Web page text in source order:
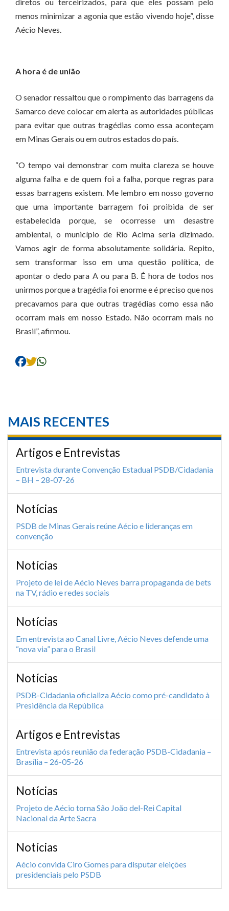
menos minimizar a agonia que estão vivendo hoje”, disse
Aécio Neves.
A hora é de união
O senador ressaltou que o rompimento das barragens da
Samarco deve colocar em alerta as autoridades públicas
para evitar que outras tragédias como essa aconteçam
em Minas Gerais ou em outros estados do país.
“O tempo vai demonstrar com muita clareza se houve
alguma falha e de quem foi a falha, porque regras para
essas barragens existem. Me lembro em nosso governo
que uma importante barragem foi proibida de ser
estabelecida porque, se ocorresse um desastre
ambiental, o município de Rio Acima seria dizimado.
Vamos agir de forma absolutamente solidária. Repito,
sem transformar isso em uma questão política, de
apontar o dedo para A ou para B. É hora de todos nos
unirmos porque a tragédia foi enorme e é preciso que nos
precavamos para que outras tragédias como essa não
ocorram mais em nosso Estado. Não ocorram mais no
Brasil”, afirmou.
MAIS RECENTES
Artigos e Entrevistas
Entrevista durante Convenção Estadual PSDB/Cidadania
– BH – 28-07-26
Notícias
PSDB de Minas Gerais reúne Aécio e lideranças em
convenção
Notícias
Projeto de lei de Aécio Neves barra propaganda de bets
na TV, rádio e redes sociais
Notícias
Em entrevista ao Canal Livre, Aécio Neves defende uma
“nova via” para o Brasil
Notícias
PSDB-Cidadania oficializa Aécio como pré-candidato à
Presidência da República
Artigos e Entrevistas
Entrevista após reunião da federação PSDB-Cidadania –
Brasília – 26-05-26
Notícias
Projeto de Aécio torna São João del-Rei Capital
Nacional da Arte Sacra
Notícias
Aécio convida Ciro Gomes para disputar eleições
presidenciais pelo PSDB